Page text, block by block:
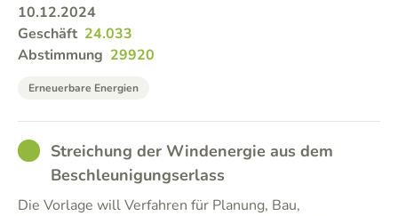
10.12.2024
Geschäft 24.033
Abstimmung 29920
Erneuerbare Energien
GOODStreichung der Windenergie aus dem
Beschleunigungserlass
Die Vorlage will Verfahren für Planung, Bau,